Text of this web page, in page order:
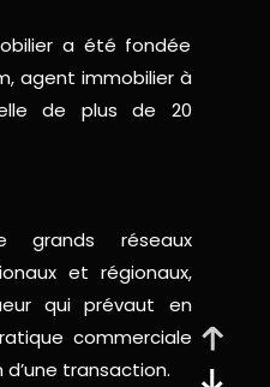
a été fondée
agent immobilier à
de plus de 20
grands réseaux
et régionaux,
qui prévaut en
commerciale
transaction.